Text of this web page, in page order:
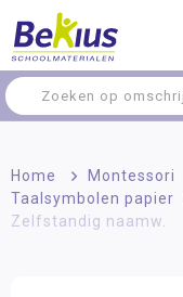
Home > Montessori
Taalsymbolen papier
Zelfstandig naamw.